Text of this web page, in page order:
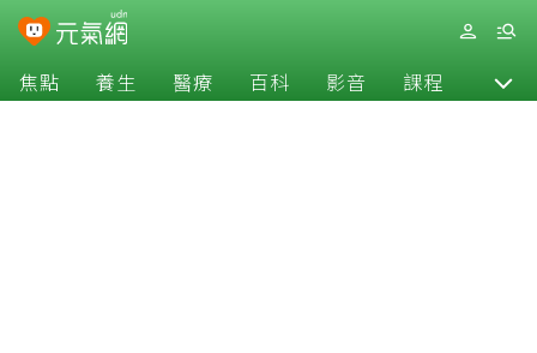
焦點 養生 醫療 百科 影音 課程 退休